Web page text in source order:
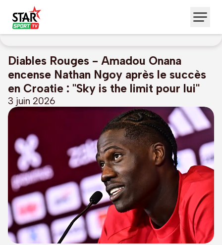
Diables Rouges - Amadou Onana
encense Nathan Ngoy après le succès
en Croatie : "Sky is the limit pour lui"
3 juin 2026